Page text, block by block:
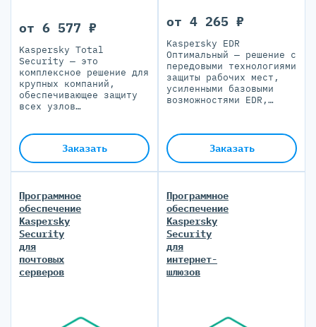
от 6 577 ₽
Kaspersky Total
Security — это
комплексное решение для
крупных компаний,
обеспечивающее защиту
всех узлов
устройства, серверы,
почтовые серверы и
интернет-шлюзы
Заказать
от 4 265 ₽
Kaspersky EDR
Оптимальный — решение с
передовыми технологиями
защиты рабочих мест,
усиленными базовыми
возможностями EDR,
нейтрализацию сложных
угроз
Заказать
Программное
обеспечение
Kaspersky
Security
для
почтовых
серверов
Программное
обеспечение
Kaspersky
Security
для
интернет-
шлюзов